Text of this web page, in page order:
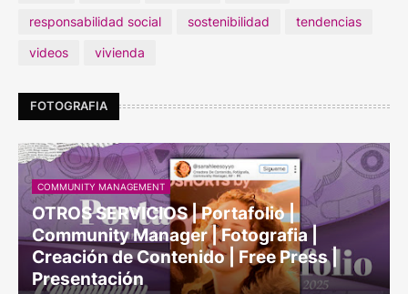
responsabilidad social
sostenibilidad
tendencias
videos
vivienda
FOTOGRAFIA
COMMUNITY MANAGEMENT
OTROS SERVICIOS | Portafolio |
Community Manager | Fotografia |
Creación de Contenido | Free Press |
Presentación